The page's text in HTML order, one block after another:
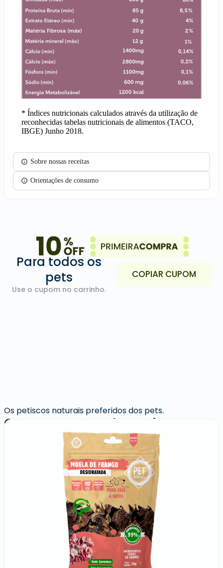
* Índices nutricionais calculados através da utilização de
reconhecidas tabelas nutricionais de alimentos (TACO,
IBGE) Junho 2018.
Sobre nossas receitas
Orientações de consumo
Para todos os
pets
Use o cupom no carrinho.
COPIAR CUPOM
Quem comprou levou junto:
Os petiscos naturais preferidos dos pets.